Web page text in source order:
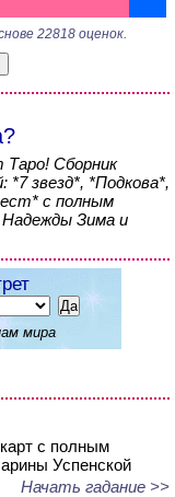
22818 оценок.
Сборник
*7 звезд*, *Подкова*,
с полным
Надежды Зима и
мира
с полным
Успенской
Начать гадание >>